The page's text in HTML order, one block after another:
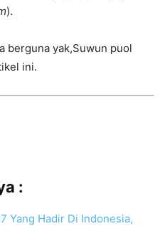
).
berguna yak,Suwun puol
ini.
:
Yang Hadir Di Indonesia,